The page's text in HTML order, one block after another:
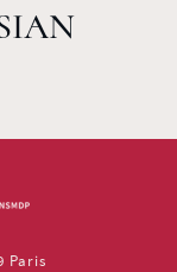
Paris